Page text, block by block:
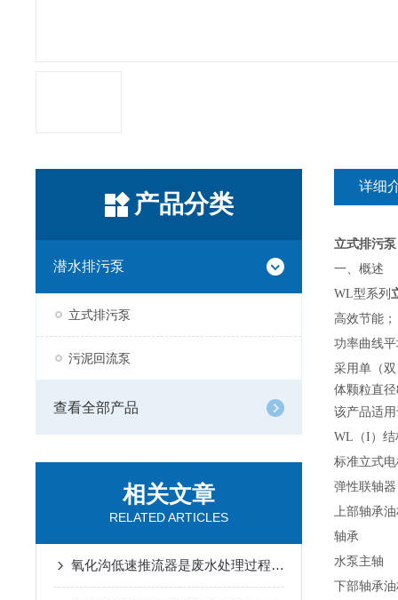
产品分类
潜水排污泵
立式排污泵
污泥回流泵
查看全部产品
相关文章
RELATED ARTICLES
氧化沟低速推流器是废水处理过程中常用的一种设备
详细
立式排污泵
一、概述
WL型系列
高效节能；
功率曲线
采用单（
体颗粒直径
该产品适
WL（I）结
标准立式
弹性联轴器
上部轴承
轴承
水泵主轴
下部轴承